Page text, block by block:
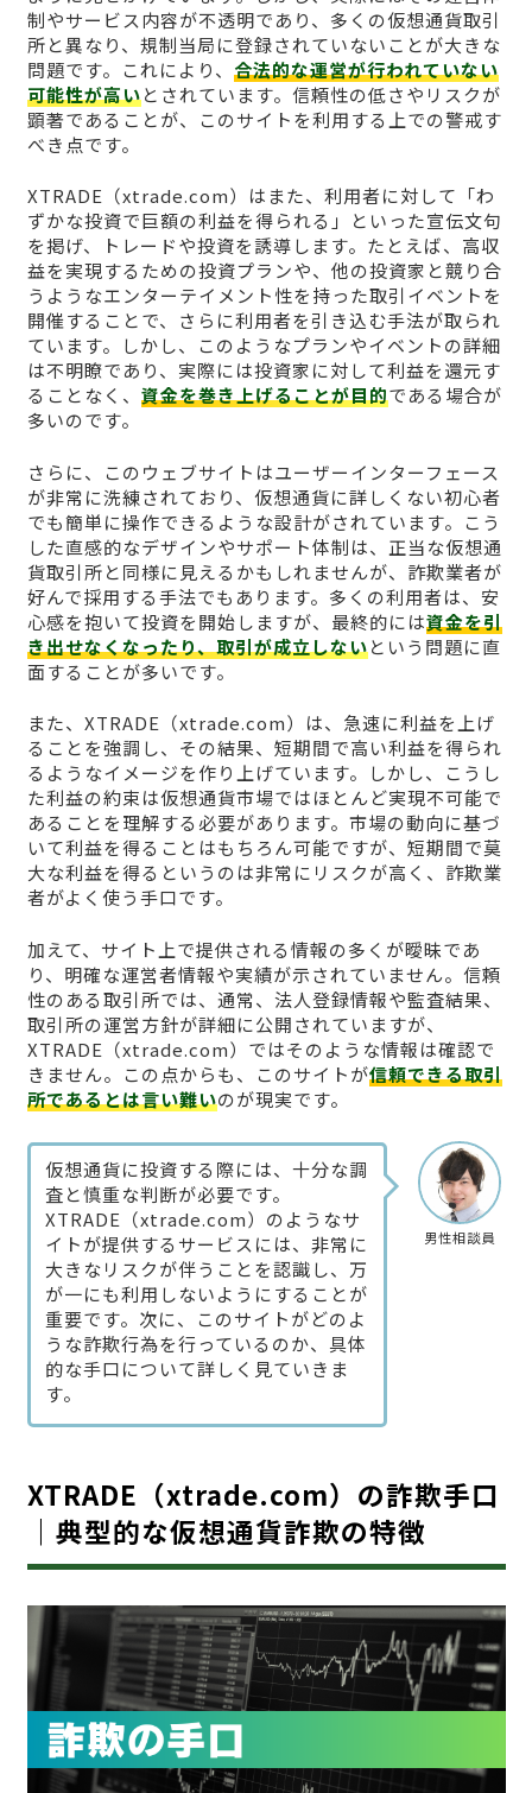
制やサービス内容が不透明であり、多くの仮想通貨取引
所と異なり、規制当局に登録されていないことが大きな
問題です。これにより、 合法的な運営が行われていない
可能性が高いとされています。信頼性の低さやリスクが
顕著であることが、このサイトを利用する上での警戒す
べき点です。
XTRADE（xtrade.com）はまた、利用者に対して「わ
ずかな投資で巨額の利益を得られる」といった宣伝文句
を掲げ、トレードや投資を誘導します。たとえば、高収
益を実現するための投資プランや、他の投資家と競り合
うようなエンターテイメント性を持った取引イベントを
開催することで、さらに利用者を引き込む手法が取られ
ています。しかし、このようなプランやイベントの詳細
は不明瞭であり、実際には投資家に対して利益を還元す
ることなく、 資金を巻き上げることが目的である場合が
多いのです。
さらに、このウェブサイトはユーザーインターフェース
が非常に洗練されており、仮想通貨に詳しくない初心者
でも簡単に操作できるような設計がされています。こう
した直感的なデザインやサポート体制は、正当な仮想通
貨取引所と同様に見えるかもしれませんが、詐欺業者が
好んで採用する手法でもあります。多くの利用者は、安
心感を抱いて投資を開始しますが、最終的には資金を引
き出せなくなったり、取引が成立しないという問題に直
面することが多いです。
また、XTRADE（xtrade.com）は、急速に利益を上げ
ることを強調し、その結果、短期間で高い利益を得られ
るようなイメージを作り上げています。しかし、こうし
た利益の約束は仮想通貨市場ではほとんど実現不可能で
あることを理解する必要があります。市場の動向に基づ
いて利益を得ることはもちろん可能ですが、短期間で莫
大な利益を得るというのは非常にリスクが高く、詐欺業
者がよく使う手口です。
加えて、サイト上で提供される情報の多くが曖昧であ
り、明確な運営者情報や実績が示されていません。信頼
性のある取引所では、通常、法人登録情報や監査結果、
取引所の運営方針が詳細に公開されていますが、
XTRADE（xtrade.com）ではそのような情報は確認で
きません。この点からも、このサイトが信頼できる取引
所であるとは言い難いのが現実です。
男性相談員
仮想通貨に投資する際には、十分な調
査と慎重な判断が必要です。
XTRADE（xtrade.com）のようなサ
イトが提供するサービスには、非常に
大きなリスクが伴うことを認識し、万
が一にも利用しないようにすることが
重要です。次に、このサイトがどのよ
うな詐欺行為を行っているのか、具体
的な手口について詳しく見ていきま
す。
XTRADE（xtrade.com）の詐欺手口
｜典型的な仮想通貨詐欺の特徴